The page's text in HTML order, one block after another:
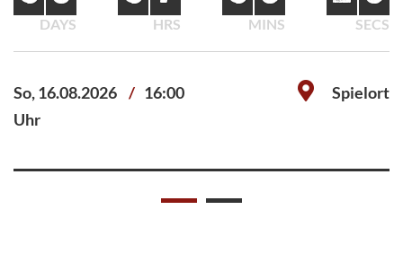
So, 16.08.2026
16:00
Uhr
Spielort
DAYS HRS MINS SECS
Sa, 30.05.2026
16:00
Uhr